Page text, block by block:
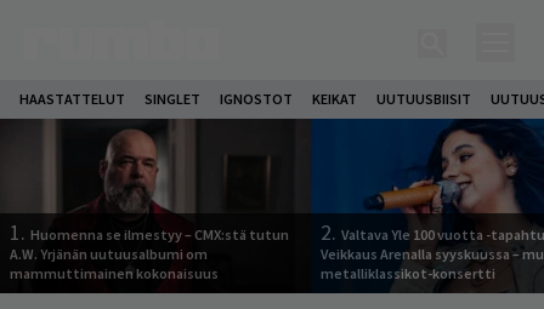
HAASTATTELUT SINGLET IGNOSTOT KEIKAT UUTUUSBIISIT
1. Huomenna se ilmestyy – CMX:stä tutun
A.W. Yrjänän uutuusalbumi om
mammuttimainen kokonaisuus
2. Valtava Yle 100 vuotta -
Veikkaus Arenalla syyskuussa –
metalliklassikot-konsertti